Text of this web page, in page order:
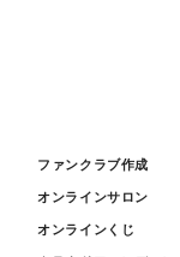
ファンクラブ作成
オンラインサロン
オンラインくじ